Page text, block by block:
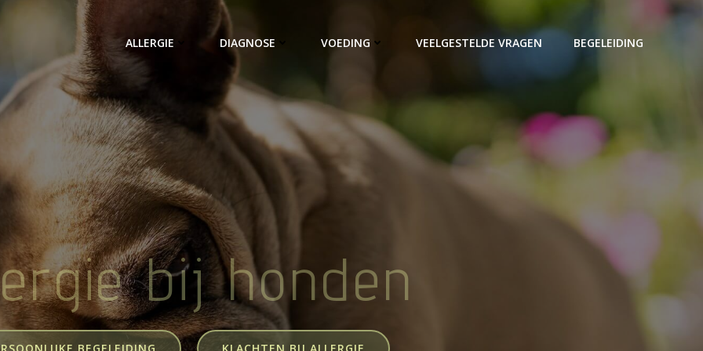
ALLERGIE DIAGNOSE VOEDING VEELGESTELDE VRAGEN BEGELEIDING
bij honden